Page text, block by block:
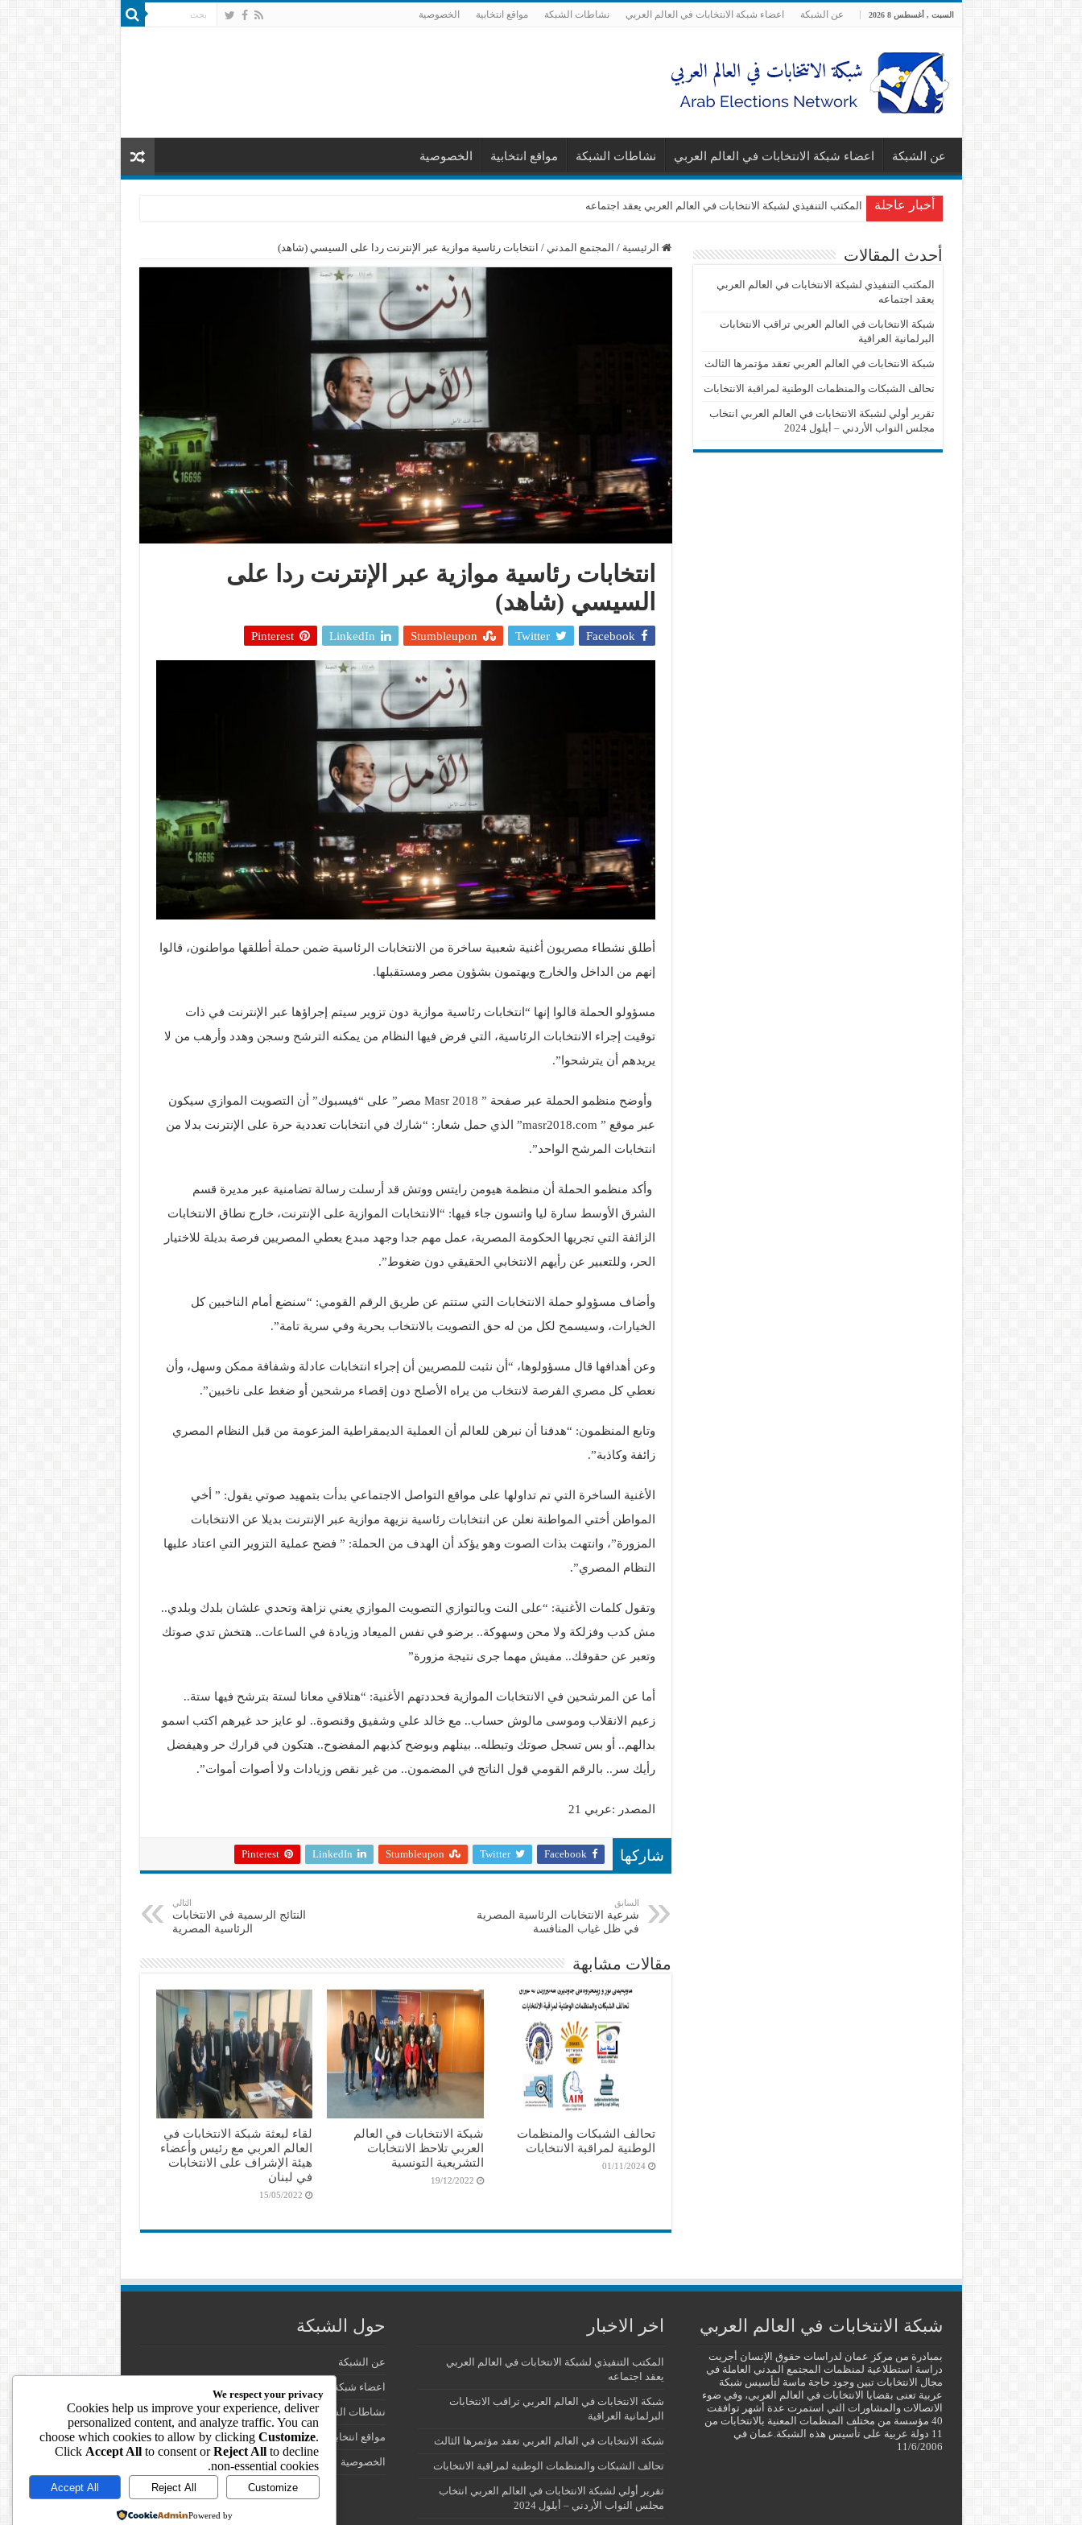
السبت , أغسطس 8 2026 عن الشبكة اعضاء شبكة الانتخابات في العالم العربي نشاطات الشبكة مواقع انتخابية الخصوصية
عن الشبكة اعضاء شبكة الانتخابات في العالم العربي نشاطات الشبكة مواقع انتخابية الخصوصية
أخبار عاجلة المكتب التنفيذي لشبكة الانتخابات في العالم العربي يعقد اجتماعه
الرئيسية / المجتمع المدني / انتخابات رئاسية موازية عبر الإنترنت ردا على السيسي (شاهد)
انتخابات رئاسية موازية عبر الإنترنت ردا على
السيسي (شاهد)
Facebook
Twitter
Stumbleupon
LinkedIn
Pinterest
أطلق نشطاء مصريون أغنية شعبية ساخرة من الانتخابات الرئاسية ضمن حملة أطلقها مواطنون، قالوا
إنهم من الداخل والخارج ويهتمون بشؤون مصر ومستقبلها.
مسؤولو الحملة قالوا إنها “انتخابات رئاسية موازية دون تزوير سيتم إجراؤها عبر الإنترنت في ذات
توقيت إجراء الانتخابات الرئاسية، التي فرض فيها النظام من يمكنه الترشح وسجن وهدد وأرهب من لا
يريدهم أن يترشحوا”.
وأوضح منظمو الحملة عبر صفحة ” Masr 2018 مصر” على “فيسبوك” أن التصويت الموازي سيكون
عبر موقع ” masr2018.com” الذي حمل شعار: “شارك في انتخابات تعددية حرة على الإنترنت بدلا من
انتخابات المرشح الواحد”.
وأكد منظمو الحملة أن منظمة هيومن رايتس ووتش قد أرسلت رسالة تضامنية عبر مديرة قسم
الشرق الأوسط سارة ليا واتسون جاء فيها: “الانتخابات الموازية على الإنترنت، خارج نطاق الانتخابات
الزائفة التي تجريها الحكومة المصرية، عمل مهم جدا وجهد مبدع يعطي المصريين فرصة بديلة للاختيار
الحر، وللتعبير عن رأيهم الانتخابي الحقيقي دون ضغوط”.
وأضاف مسؤولو حملة الانتخابات التي ستتم عن طريق الرقم القومي: “سنضع أمام الناخبين كل
الخيارات، وسيسمح لكل من له حق التصويت بالانتخاب بحرية وفي سرية تامة”.
وعن أهدافها قال مسؤولوها، “أن نثبت للمصريين أن إجراء انتخابات عادلة وشفافة ممكن وسهل، وأن
نعطي كل مصري الفرصة لانتخاب من يراه الأصلح دون إقصاء مرشحين أو ضغط على ناخبين”.
وتابع المنظمون: “هدفنا أن نبرهن للعالم أن العملية الديمقراطية المزعومة من قبل النظام المصري
زائفة وكاذبة”.
الأغنية الساخرة التي تم تداولها على مواقع التواصل الاجتماعي بدأت بتمهيد صوتي يقول: ” أخي
المواطن أختي المواطنة نعلن عن انتخابات رئاسية نزيهة موازية عبر الإنترنت بديلا عن الانتخابات
المزورة”، وانتهت بذات الصوت وهو يؤكد أن الهدف من الحملة: ” فضح عملية التزوير التي اعتاد عليها
النظام المصري”.
وتقول كلمات الأغنية: “على النت وبالتوازي التصويت الموازي يعني نزاهة وتحدي علشان بلدك وبلدي..
مش كدب وفزلكة ولا محن وسهوكة.. برضو في نفس الميعاد وزيادة في الساعات.. هتخش تدي صوتك
وتعبر عن حقوقك.. مفيش مهما جرى نتيجة مزورة”
أما عن المرشحين في الانتخابات الموازية فحددتهم الأغنية: “هتلاقي معانا لستة بترشح فيها ستة..
زعيم الانقلاب وموسى مالوش حساب.. مع خالد علي وشفيق وقنصوة.. لو عايز حد غيرهم اكتب اسمو
بدالهم.. أو بس تسجل صوتك وتبطله.. بينلهم وبوضح كذبهم المفضوح.. هتكون في قرارك حر وهيفضل
رأيك سر.. بالرقم القومي قول الناتج في المضمون.. من غير نقص وزيادات ولا أصوات أموات”.
المصدر :عربي 21
شاركها Facebook
Twitter
Stumbleupon
LinkedIn
Pinterest
السابق
شرعية الانتخابات الرئاسية المصرية
في ظل غياب المنافسة
التالي
النتائج الرسمية في الانتخابات
الرئاسية المصرية
مقالات مشابهة
تحالف الشبكات والمنظمات
الوطنية لمراقبة الانتخابات
01/11/2024
شبكة الانتخابات في العالم
العربي تلاحظ الانتخابات
التشريعية التونسية
19/12/2022
لقاء لبعثة شبكة الانتخابات في
العالم العربي مع رئيس وأعضاء
هيئة الإشراف على الانتخابات
في لبنان
15/05/2022
أحدث المقالات
المكتب التنفيذي لشبكة الانتخابات في العالم العربي
يعقد اجتماعه
شبكة الانتخابات في العالم العربي تراقب الانتخابات
البرلمانية العراقية
شبكة الانتخابات في العالم العربي تعقد مؤتمرها الثالث
تحالف الشبكات والمنظمات الوطنية لمراقبة الانتخابات
تقرير أولي لشبكة الانتخابات في العالم العربي انتخاب
مجلس النواب الأردني – أيلول 2024
شبكة الانتخابات في العالم العربي
بمبادرة من مركز عمان لدراسات حقوق الإنسان أجريت
دراسة استطلاعية لمنظمات المجتمع المدني العاملة في
مجال الانتخابات تبين وجود حاجة ماسة لتأسيس شبكة
عربية تعنى بقضايا الانتخابات في العالم العربي، وفي ضوء
الاتصالات والمشاورات التي استمرت عدة أشهر توافقت
40 مؤسسة من مختلف المنظمات المعنية بالانتخابات من
11 دولة عربية على تأسيس هذه الشبكة.عمان في
11/6/2006
اخر الاخبار
المكتب التنفيذي لشبكة الانتخابات في العالم العربي
يعقد اجتماعه
شبكة الانتخابات في العالم العربي تراقب الانتخابات
البرلمانية العراقية
شبكة الانتخابات في العالم العربي تعقد مؤتمرها الثالث
تحالف الشبكات والمنظمات الوطنية لمراقبة الانتخابات
تقرير أولي لشبكة الانتخابات في العالم العربي انتخاب
مجلس النواب الأردني – أيلول 2024
حول الشبكة
عن الشبكة
اعضاء شبكة الانتخابات في العالم العربي
نشاطات الشبكة
مواقع انتخابية
الخصوصية
We respect your privacy
Cookies help us improve your experience, deliver
personalized content, and analyze traffic. You can
choose which cookies to allow by clickingCustomize.
Click Accept All to consent orReject All to decline
non-essential cookies.
Customize
Reject All
Accept All
Powered by